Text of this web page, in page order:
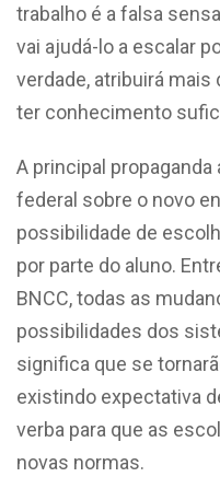
trabalho é a falsa
vai ajudá-lo a escalar
verdade, atribuirá mais
ter conhecimento
A principal propaganda
federal sobre o novo
possibilidade de
por parte do aluno.
BNCC, todas as
possibilidades dos
significa que se
existindo expectativa
verba para que as
novas normas.